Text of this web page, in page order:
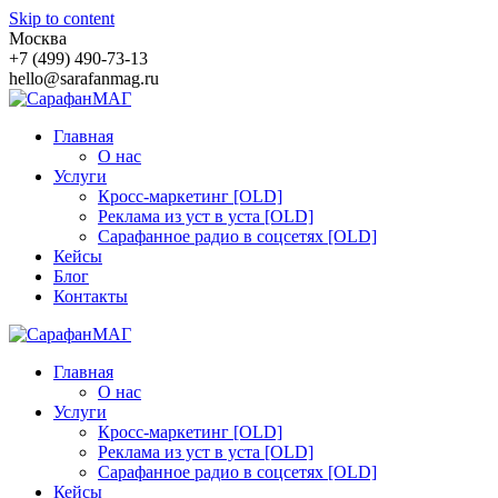
Skip to content
Москва
+7 (499) 490-73-13
hello@sarafanmag.ru
Главная
О нас
Услуги
Кросс-маркетинг [OLD]
Реклама из уст в уста [OLD]
Сарафанное радио в соцсетях [OLD]
Кейсы
Блог
Контакты
Главная
О нас
Услуги
Кросс-маркетинг [OLD]
Реклама из уст в уста [OLD]
Сарафанное радио в соцсетях [OLD]
Кейсы